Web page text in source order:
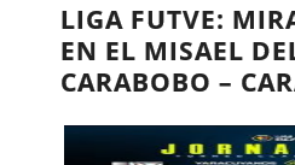
LIGA FUTVE:
EN EL MISAEL
CARABOBO –